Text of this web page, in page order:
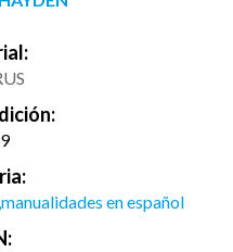
en español